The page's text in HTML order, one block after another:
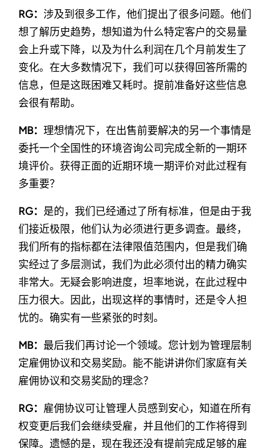
RG： 涉及到很多工作，他们提出了很多问题。他们
想了解历史趋势，想知道为什么特定客户的交易量
会上升或下降，以及为什么利润在几个月前发生了
变化。在大多数情况下，我们可以获得回答所需的
信息，但是这既困难又耗时。提前准备好这些信息
会很有帮助。
MB： 理想情况下，在出售前要解决的另一个事情是
委托一个全国性的环境咨询公司完成全新的一期环
境评价。获得正面的近期环境一期评价对此过程有
多重要？
RG： 是的，我们已经通过了所有标准，但是由于我
们接近极限，他们认为必须进行更多调查。最终，
我们所有的指标都在法律限值范围内，但是我们确
实经过了多层测试，我们为此必须付出的精力确实
非常大。无疑会影响进度，坦率地说，在此过程中
压力很大。因此，出现这样的事情时，还是令人担
忧的。确实有一些紧张的时刻。
MB： 最后我们再讨论一个领域。您计划为管理层制
定雇佣协议和交易奖励。能不能讲讲你们家庭有关
雇佣协议和交易奖励的理念？
RG： 雇佣协议可让管理人员感到安心，知道在所有
权变更后我们会继续受雇，并且他们的工作将得到
保障。遗憾的是，现在我还没有提前完成足够的雇